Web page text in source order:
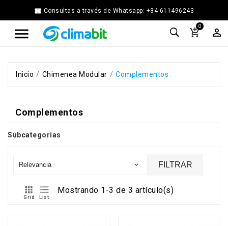
 Consultas a través de Whatsapp: +34 611496243

Home
Agua
Chimenea
Energía
Solar
Térmica

0

Inicio Chimenea Modular Complementos
Complementos
Subcategorias
Relevancia  FILTRAR

Grid

List
Mostrando 1-3 de 3 artículo(s)